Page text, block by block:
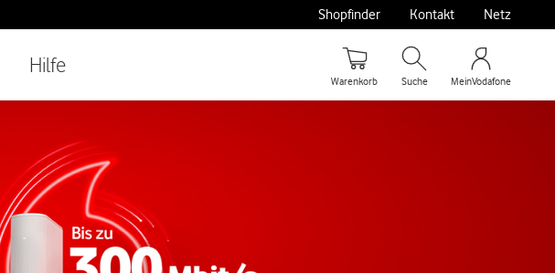
Hilfe
Shopfinder Kontakt Netz
Warenkorb Suche MeinVodafone